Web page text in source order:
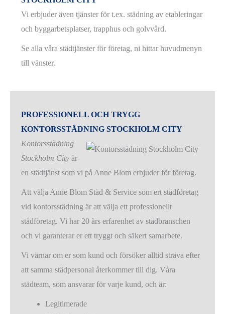
Vi erbjuder även tjänster för t.ex. städning av etableringar
och byggarbetsplatser, trapphus och golvvård.
Se alla våra städtjänster för företag, ni hittar huvudmenyn
till vänster.
PROFESSIONELL OCH TRYGG
KONTORSSTÄDNING STOCKHOLM CITY
Kontorsstädning
Stockholm City är
en städtjänst som vi på Anne Blom erbjuder för företag.
Att välja Anne Blom Städ & Service som ert städföretag
vid kontorsstädning är att välja ett professionellt
städföretag. Vi har 20 års erfarenhet av städbranschen
och vi garanterar er ett tryggt och säkert samarbete.
Vi värnar om er som kund och försöker alltid sträva efter
att samma städpersonal återkommer till dig. Våra
städteam, som ansvarar för varje kund, och är:
Legitimerade